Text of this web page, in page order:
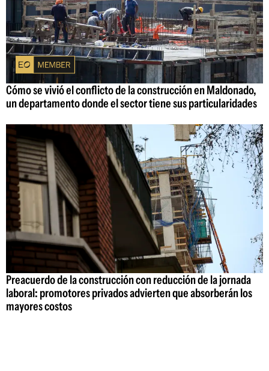
Cómo se vivió el conflicto de la construcción en Maldonado,
un departamento donde el sector tiene sus particularidades
Preacuerdo de la construcción con reducción de la jornada
laboral: promotores privados advierten que absorberán los
mayores costos